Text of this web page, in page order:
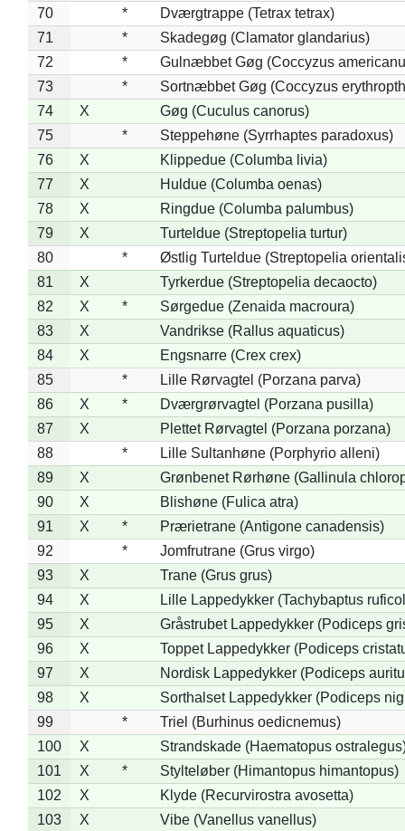
70
*
Dværgtrappe (Tetrax tetrax)
71
*
Skadegøg (Clamator glandarius)
72
*
Gulnæbbet Gøg (Coccyzus
73
*
Sortnæbbet Gøg (Coccyzus
74
X
Gøg (Cuculus canorus)
75
*
Steppehøne (Syrrhaptes paradoxus)
76
X
Klippedue (Columba livia)
77
X
Huldue (Columba oenas)
78
X
Ringdue (Columba palumbus)
79
X
Turteldue (Streptopelia turtur)
80
*
Østlig Turteldue (Streptopelia
81
X
Tyrkerdue (Streptopelia decaocto)
82
X *
Sørgedue (Zenaida macroura)
83
X
Vandrikse (Rallus aquaticus)
84
X
Engsnarre (Crex crex)
85
*
Lille Rørvagtel (Porzana parva)
86
X *
Dværgrørvagtel (Porzana pusilla)
87
X
Plettet Rørvagtel (Porzana porzana)
88
*
Lille Sultanhøne (Porphyrio alleni)
89
X
Grønbenet Rørhøne (Gallinula
90
X
Blishøne (Fulica atra)
91
X *
Prærietrane (Antigone canadensis)
92
*
Jomfrutrane (Grus virgo)
93
X
Trane (Grus grus)
94
X
Lille Lappedykker (Tachybaptus
95
X
Gråstrubet Lappedykker (Podiceps
96
X
Toppet Lappedykker (Podiceps
97
X
Nordisk Lappedykker (Podiceps
98
X
Sorthalset Lappedykker (Podiceps
99
*
Triel (Burhinus oedicnemus)
100
X
Strandskade (Haematopus
101
X *
Stylteløber (Himantopus himantopus)
102
X
Klyde (Recurvirostra avosetta)
103
X Vibe (Vanellus vanellus)